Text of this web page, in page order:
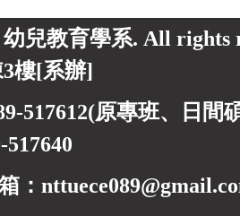
兒教育學系. All rights
樓[系辦]
517612(原專班、日間
517640
：